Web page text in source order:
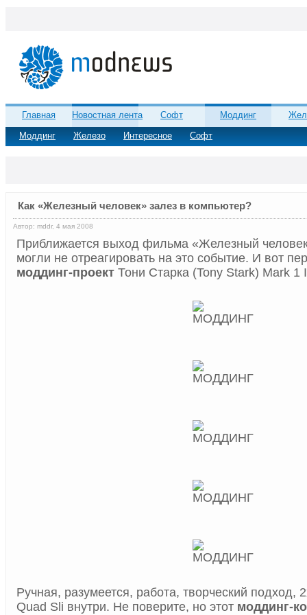
Главная
Новостная лента
Моддинг
Железо Интересное Софт
Софт Моддинг
Как «Железный человек» залез в компьютер?
Автор: mddr, 4 мая 2008
Приближается выход фильма «Железный
могли не отреагировать на это событие. И вот
моддинг-проект Тони Старка (Tony Stark) Mark 1
Ручная, разумеется, работа, творческий подход,
Quad Sli внутри. Не поверите, но этот моддинг-